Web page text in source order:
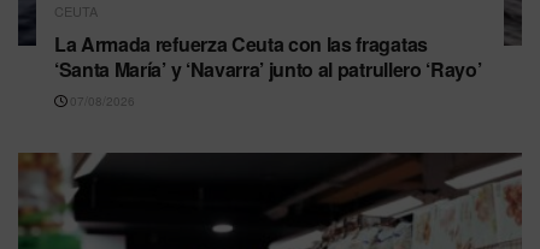
CEUTA
La Armada refuerza Ceuta con las fragatas
‘Santa María’ y ‘Navarra’ junto al patrullero ‘Rayo’
07/08/2026